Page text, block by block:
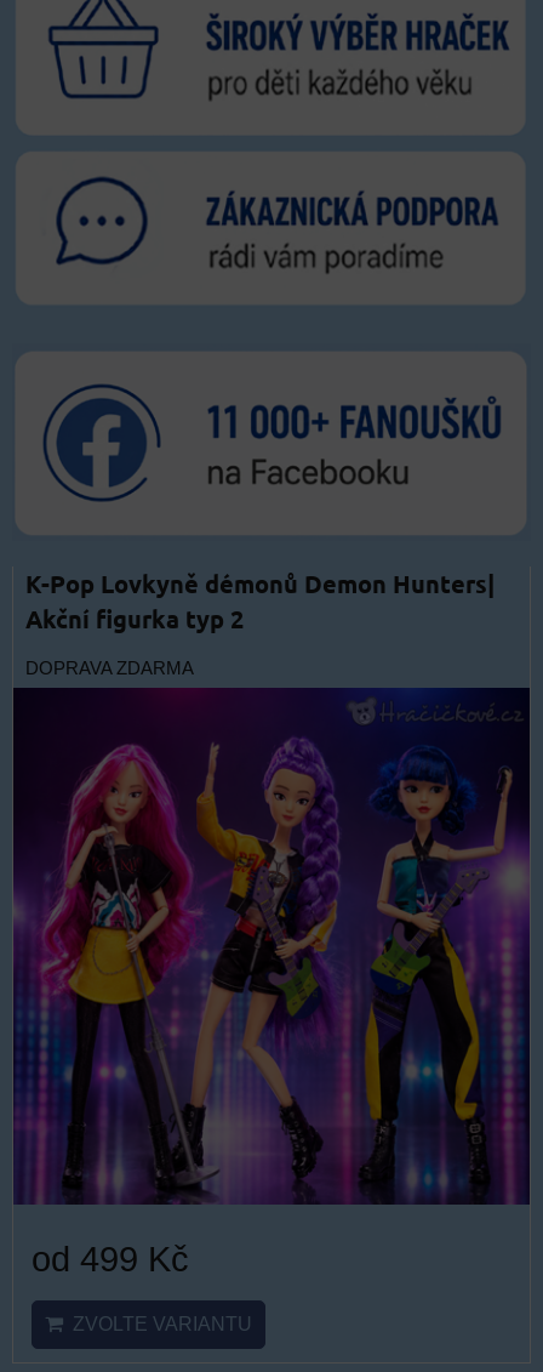
K-Pop Lovkyně démonů Demon Hunters|
Akční figurka typ 2
DOPRAVA ZDARMA
od 499 Kč
ZVOLTE VARIANTU